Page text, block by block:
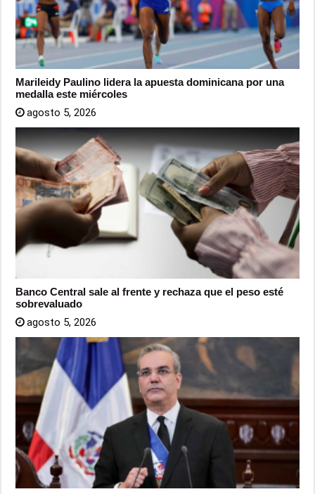
Marileidy Paulino lidera la apuesta dominicana por una
medalla este miércoles
agosto 5, 2026
Banco Central sale al frente y rechaza que el peso esté
sobrevaluado
agosto 5, 2026